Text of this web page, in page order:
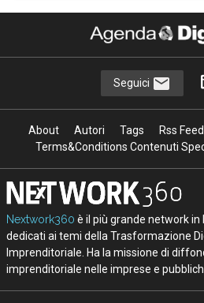
Seguici
About Autori Tags Rss Feed
Terms&Conditions Contenuti
Nextwork360 è il più grande network
dedicati ai temi della Trasformazione
Imprenditoriale. Ha la missione di
imprenditoriale nelle imprese e